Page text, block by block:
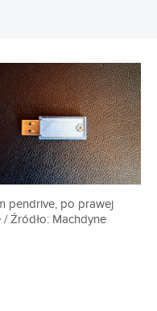
pendrive, po prawej
Źródło: Machdyne